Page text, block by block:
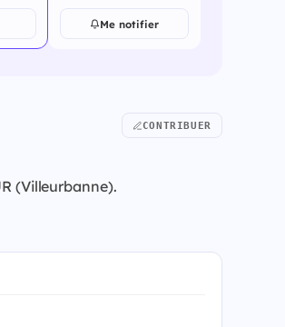
Me notifier
CONTRIBUER
(Villeurbanne).